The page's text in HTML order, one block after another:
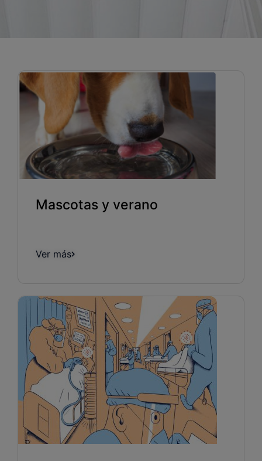
Partners
Español
Entrar
Hablemos
Mascotas y verano
Ver más